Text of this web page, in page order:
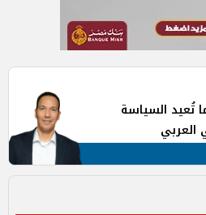
تُعيد السياسة
العربي